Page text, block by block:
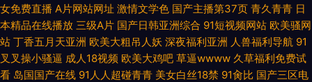
女免费直播 A片网站网址 激情文学色 国产主播第37页 青久青青 日
本精品在线播放 三级A片 国产日韩亚洲综合 91短视频网站 欧美骚网
站 丁香五月天亚洲 欧美大粗吊人妖 深夜福利亚洲 人兽福利导航 91
叉叉操小骚逼 成人18视频 欧美大鸡吧 草逼wwww 久草福利免费试
看 岛国国产在线 91人人超碰青青 美女白丝18禁 91肏比 国产三区电